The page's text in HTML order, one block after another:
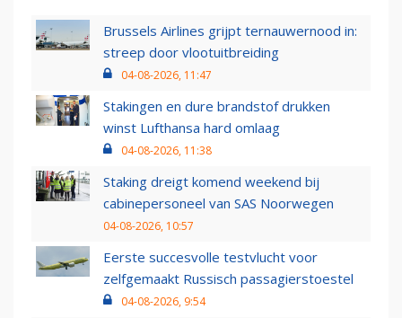
Brussels Airlines grijpt ternauwernood in:
streep door vlootuitbreiding
04-08-2026, 11:47
Stakingen en dure brandstof drukken
winst Lufthansa hard omlaag
04-08-2026, 11:38
Staking dreigt komend weekend bij
cabinepersoneel van SAS Noorwegen
04-08-2026, 10:57
Eerste succesvolle testvlucht voor
zelfgemaakt Russisch passagierstoestel
04-08-2026, 9:54